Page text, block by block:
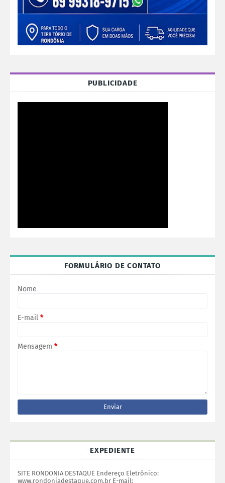
PUBLICIDADE
FORMULÁRIO DE CONTATO
Nome
E-mail *
Mensagem *
EXPEDIENTE
SITE RONDONIA DESTAQUE Endereço Eletrônico:
www.rondoniadestaque.com.br E-mail: